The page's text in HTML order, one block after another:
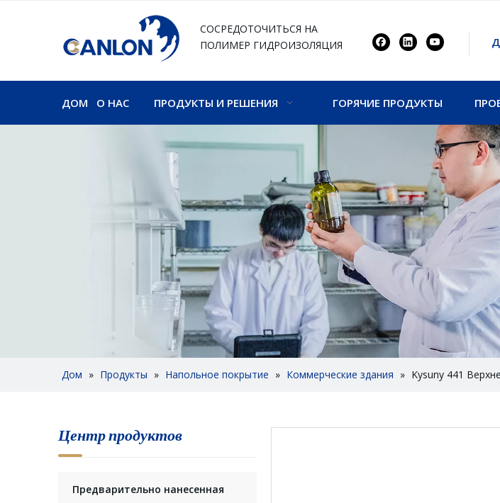
СОСРЕДОТОЧИТЬСЯ НА
ПОЛИМЕР ГИДРОИЗОЛЯЦИЯ
ДОМ О НАС ПРОДУКТЫ И РЕШЕНИЯ ГОРЯЧИЕ ПРОДУКТЫ
Дом » Продукты » Напольное покрытие » Коммерческие здания » Kysuny 441
Центр продуктов
Предварительно нанесенная